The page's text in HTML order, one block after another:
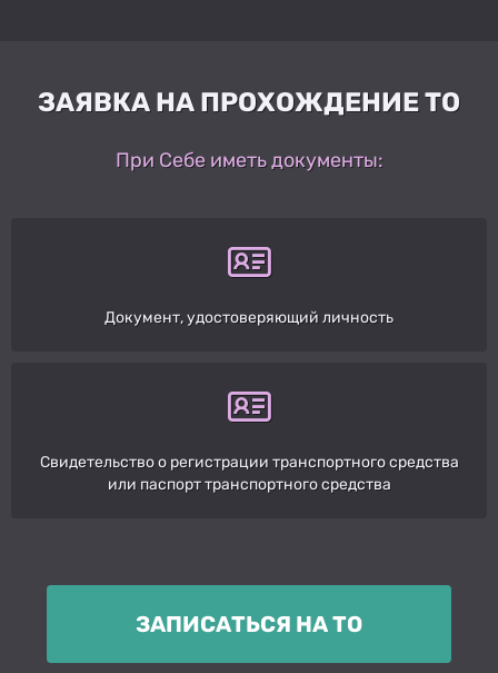
ЗАЯВКА НА ПРОХОЖДЕНИЕ ТО
При Себе иметь документы:
Документ, удостоверяющий личность
Свидетельство о регистрации транспортного средства
или паспорт транспортного средства
ЗАПИСАТЬСЯ НА ТО